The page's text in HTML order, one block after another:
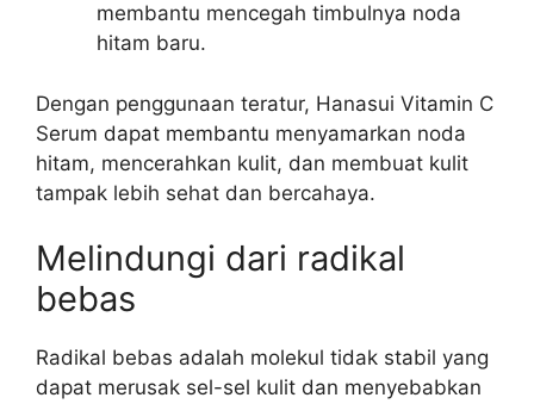
membantu mencegah timbulnya noda
hitam baru.
Dengan penggunaan teratur, Hanasui Vitamin C
Serum dapat membantu menyamarkan noda
hitam, mencerahkan kulit, dan membuat kulit
tampak lebih sehat dan bercahaya.
Melindungi dari radikal
bebas
Radikal bebas adalah molekul tidak stabil yang
dapat merusak sel-sel kulit dan menyebabkan